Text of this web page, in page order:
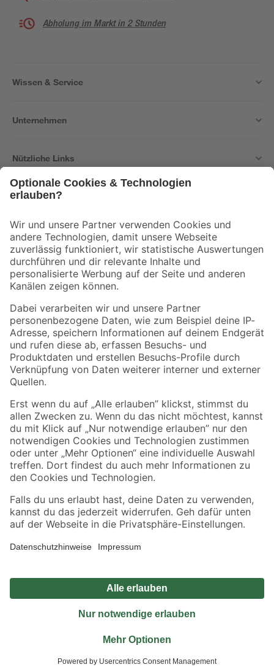
Abholung im Markt in 2 Stunden
Wissen & Service
Unternehmen
Nützliche Links
Der toom Newsletter: Keine Angebote und Aktionen mehr verpassen!
Zur Newsletter Anmeldung
Folge uns
Zahlungsarten Versandarten
Sicher einkaufen
Jetzt die toom-App herunterladen
Alle Preisangaben in EUR inkl. gesetzl. MwSt.. Die dargestellten Angebote sind unter
Umständen nicht in allen Märkten verfügbar. Die angegebenen Verfügbarkeiten beziehen
Produkte nur solange der Vorrat reicht.
*Paketversand ab 59 € versandkostenfrei, gilt nicht für Artikel mit Speditionsversand, hier
Privatsphäre Impressum
Nutzungsbedingungen
Widerrufsrecht
Vertrag widerrufen
© 2026 toom Baumarkt GmbH